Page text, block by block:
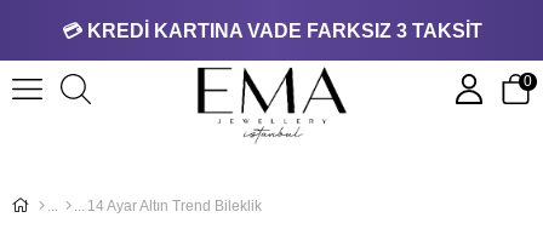
💳 KREDİ KARTINA VADE FARKSIZ 3 TAKSİT
0
14 Ayar Altın Trend Bileklik